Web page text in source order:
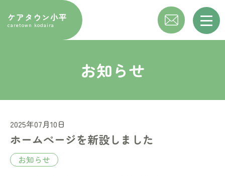
ケアタウン小平
caretown kodaira
お知らせ
2025年07月10日
ホームぺージを新設しました
お知らせ